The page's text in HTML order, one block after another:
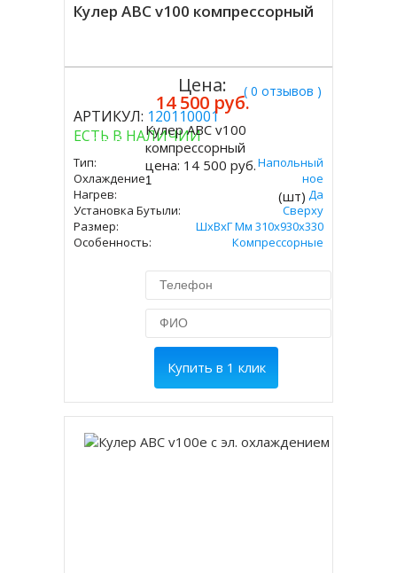
Кулер ABC v100 компрессорный
( 0 отзывов )
АРТИКУЛ: 120110001
ЕСТЬ В НАЛИЧИИ
Тип:
Напольный
Охлаждение:
Компрессорное
Нагрев:
Да
Установка Бутыли:
Сверху
Размер:
ШхВхГ Мм 310х930х330
Особенность:
Компрессорные
Цена:
14 500 руб.
Купить
Кулер ABC v100
компрессорный
цена: 14 500 руб.
(шт)
Купить в 1 клик